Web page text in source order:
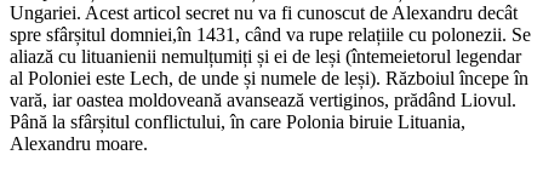
Ungariei. Acest articol secret nu va fi cunoscut de Alexandru decât
spre sfârșitul domniei,în 1431, când va rupe relațiile cu polonezii. Se
aliază cu lituanienii nemulțumiți și ei de leși (întemeietorul legendar
al Poloniei este Lech, de unde și numele de leși). Războiul începe în
vară, iar oastea moldoveană avansează vertiginos, prădând Liovul.
Până la sfârșitul conflictului, în care Polonia biruie Lituania,
Alexandru moare.